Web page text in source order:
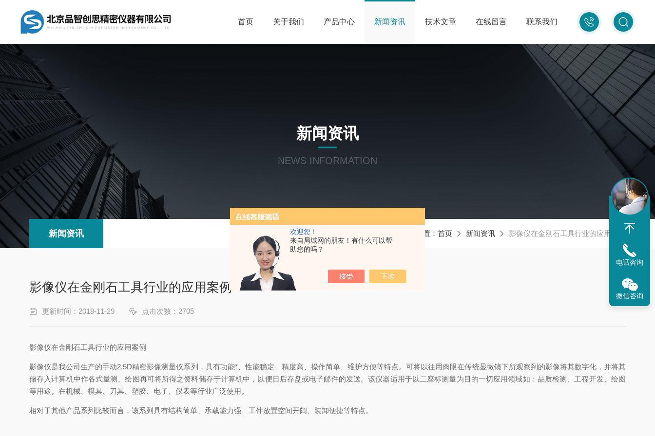
欢迎您！
来自局域网的朋友！有什么可以帮
助您的吗？
010-
87681080
首页 关于我们 产品中心 新闻资讯 技术文章 在线留言 联系我们
新闻资讯
NEWS INFORMATION
新闻资讯 当前位置： 首页 新闻资讯 影像仪在金刚石工具行业的应用案例
影像仪在金刚石工具行业的应用案例
更新时间：2018-11-29 点击次数：2705
影像仪在金刚石工具行业的应用案例
影像仪是我公司生产的手动2.5D精密影像测量仪系列，具有功能*、性能稳定、精度高、操作简单、维护方便等特点。可将以往用肉眼在传统显微镜下所观察到的影像将其数字化，并将其
储存入计算机中作各式量测、绘图再可将所得之资料储存于计算机中，以便日后存盘或电子邮件的发送。该仪器适用于以二座标测量为目的一切应用领域如：品质检测、工程开发、绘图
等用途。在机械、模具、刀具、塑胶、电子、仪表等行业广泛使用。
相对于其他产品系列比较而言，该系列具有结构简单、承载能力强、工件放置空间开阔、装卸便捷等特点。
电话咨询
微信咨询